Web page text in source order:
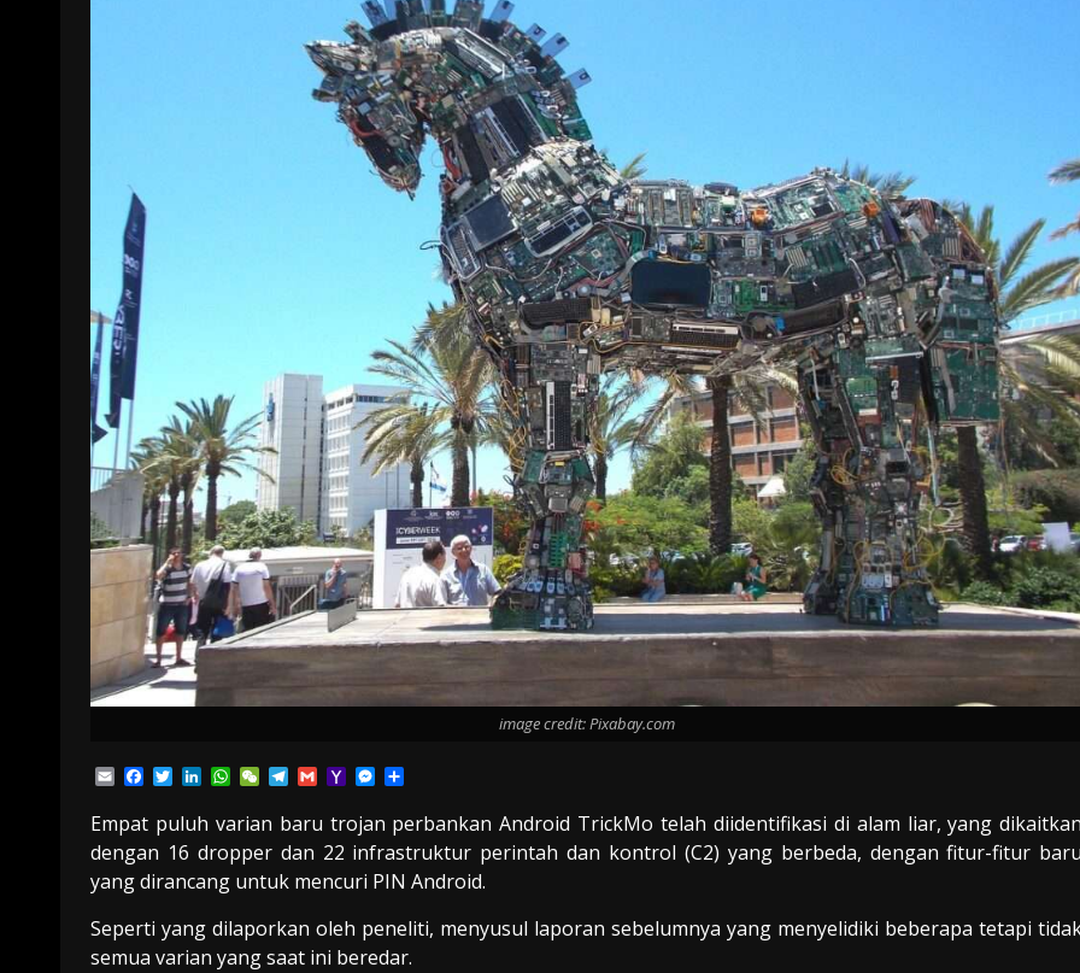
image credit: Pixabay.com
EmailFacebook
TwitterLinkedIn
WhatsApp
WeChatTelegram
GmailYahooMessenger
Empat puluh varian baru trojan perbankan Android TrickMo telah diidentifikasi di alam liar, yang dikaitkan
dengan 16 dropper dan 22 infrastruktur perintah dan kontrol (C2) yang berbeda, dengan fitur-fitur baru
yang dirancang untuk mencuri PIN Android.
Seperti yang dilaporkan oleh peneliti, menyusul laporan sebelumnya yang menyelidiki beberapa tetapi
semua varian yang saat ini beredar.